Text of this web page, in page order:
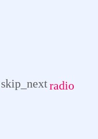
skip_nextradio